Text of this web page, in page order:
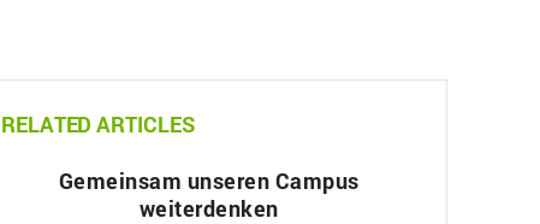
RELATED ARTICLES
Gemeinsam unseren Campus
weiterdenken